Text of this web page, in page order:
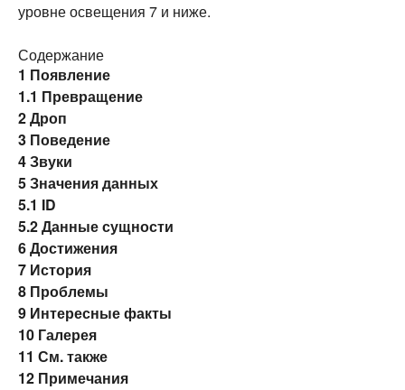
уровне освещения 7 и ниже.
Содержание
1 Появление
1.1 Превращение
2Дроп
3 Поведение
4Звуки
5Значения данных
5.1 ID
5.2Данные сущности
6Достижения
7 История
8 Проблемы
9 Интересные факты
10 Галерея
11 См. также
12 Примечания